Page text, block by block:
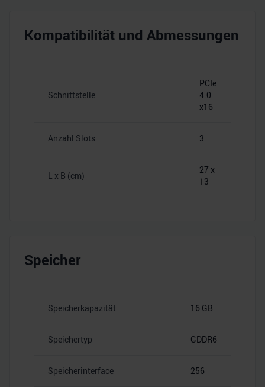
Kompatibilität und Abmessungen
Schnittstelle
PCIe
4.0
x16
Anzahl Slots 3
L x B (cm)
27 x
13
Speicher
Speicherkapazität 16 GB
Speichertyp GDDR6
Speicherinterface 256